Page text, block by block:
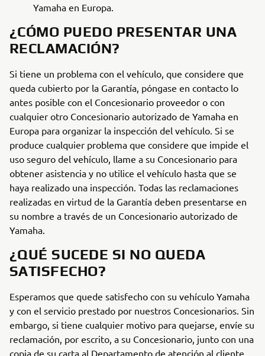
Yamaha en Europa.
¿CÓMO PUEDO PRESENTAR UNA
RECLAMACIÓN?
Si tiene un problema con el vehículo, que considere que
queda cubierto por la Garantía, póngase en contacto lo
antes posible con el Concesionario proveedor o con
cualquier otro Concesionario autorizado de Yamaha en
Europa para organizar la inspección del vehículo. Si se
produce cualquier problema que considere que impide el
uso seguro del vehículo, llame a su Concesionario para
obtener asistencia y no utilice el vehículo hasta que se
haya realizado una inspección. Todas las reclamaciones
realizadas en virtud de la Garantía deben presentarse en
su nombre a través de un Concesionario autorizado de
Yamaha.
¿QUÉ SUCEDE SI NO QUEDA
SATISFECHO?
Esperamos que quede satisfecho con su vehículo Yamaha
y con el servicio prestado por nuestros Concesionarios. Sin
embargo, si tiene cualquier motivo para quejarse, envíe su
reclamación, por escrito, a su Concesionario, junto con una
copia de su carta al Departamento de atención al cliente